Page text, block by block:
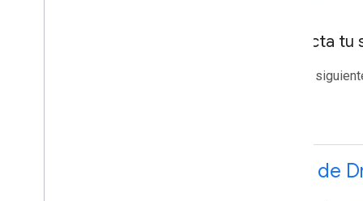
Conecta
Usa las
API de